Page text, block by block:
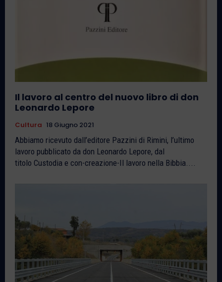
Il lavoro al centro del nuovo libro di don
Leonardo Lepore
Cultura 18 Giugno 2021
Abbiamo ricevuto dall’editore Pazzini di Rimini, l’ultimo
lavoro pubblicato da don Leonardo Lepore, dal
titolo Custodia e con-creazione-Il lavoro nella Bibbia....